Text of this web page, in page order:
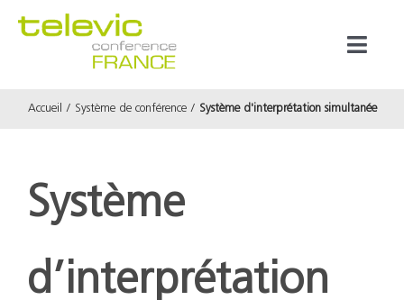
Produits
Accueil Système de conférence Système d'interprétation simultanée
Système
d’interprétation